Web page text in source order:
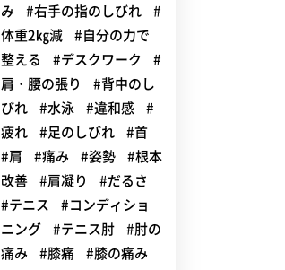
み
#右手の指のしびれ
#
体重2㎏減
#自分の力で
整える
#デスクワーク
#
肩・腰の張り
#背中のし
びれ
#水泳 #違和感
#
疲れ
#足のしびれ
#首
#肩
#痛み #姿勢
#根本
改善
#肩凝り
#だるさ
#テニス
#コンディショ
ニング
#テニス肘
#肘の
痛み
#膝痛
#膝の痛み